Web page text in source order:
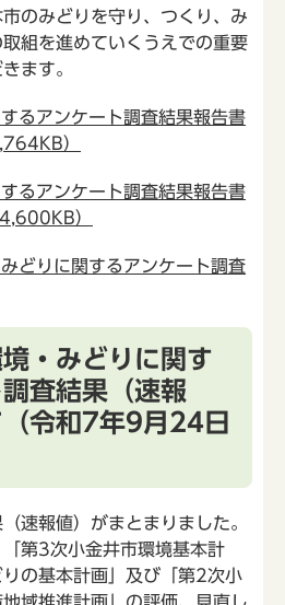
のみどりを守り、つくり、み
組を進めていくうえでの重要
ます。
るアンケート調査結果報告書
）
るアンケート調査結果報告書
）
どりに関するアンケート調査
・みどりに関す
査結果（速報
令和7年9月24日
速報値）がまとまりました。
第3次小金井市環境基本計
の基本計画」及び「第2次小
域推進計画」の評価、見直し